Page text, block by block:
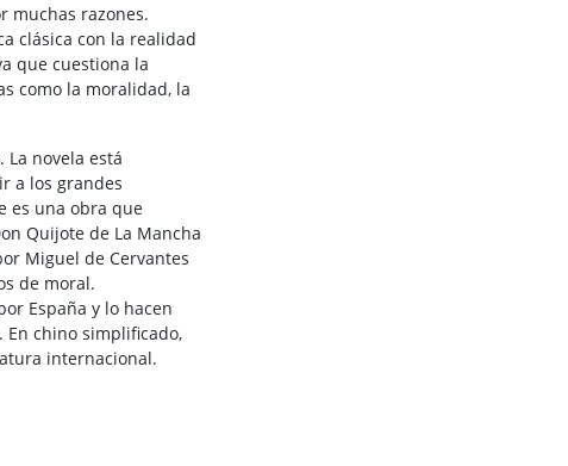
muchas razones.
clásica con la realidad
que cuestiona la
como la moralidad, la
novela está
a los grandes
es una obra que
Quijote de La Mancha
Miguel de Cervantes
de moral.
España y lo hacen
chino simplificado,
internacional.